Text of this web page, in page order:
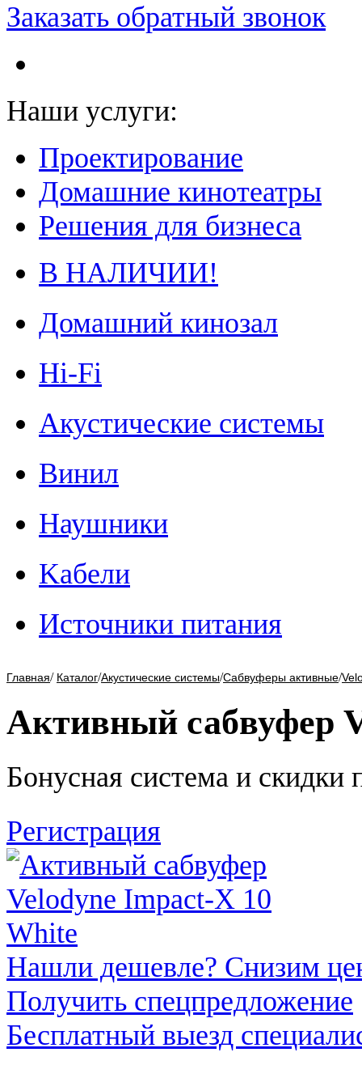
Заказать обратный звонок
Наши услуги:
Проектирование
Домашние кинотеатры
Решения для бизнеса
В НАЛИЧИИ!
Домашний кинозал
Hi-Fi
Акустические системы
Винил
Наушники
Kабели
Источники питания
Главная/ Каталог/Акустические системы/Сабвуферы активные/
Активный сабвуфер
Бонусная система и скидки
Регистрация
Нашли дешевле? Снизим
Получить спецпредложение
Бесплатный выезд